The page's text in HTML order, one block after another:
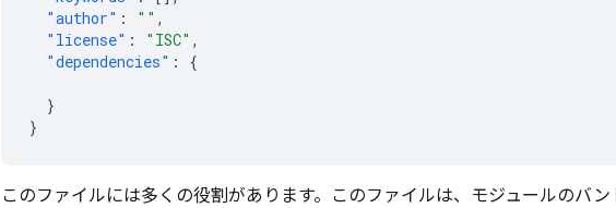
"author" : "" ,
"license" : "ISC" ,
"dependencies" : {
}
}
このファイルには多くの役割があります。このファイルは、モジュールのバ